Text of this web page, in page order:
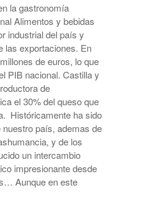
la gastronomía
Alimentos y bebidas
industrial del país y
las exportaciones. En
de euros, lo que
PIB nacional. Castilla y
de
el 30% del queso que
Históricamente ha sido
país, ademas de
y de los
un intercambio
impresionante desde
Aunque en este